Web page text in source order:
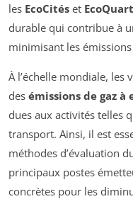
les EcoCités et
durable qui contribue à
minimisant les
À l’échelle mondiale, les
des émissions de gaz à
dues aux activités telles
transport. Ainsi, il est
méthodes d’évaluation
principaux postes
concrètes pour les